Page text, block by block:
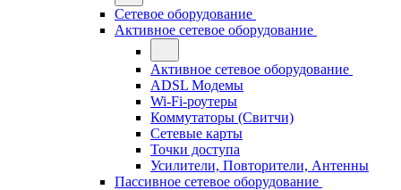
Сетевое оборудование
Активное сетевое оборудование
Активное сетевое оборудование
ADSL Модемы
Wi-Fi-роутеры
Коммутаторы (Свитчи)
Сетевые карты
Точки доступа
Усилители, Повторители, Антенны
Пассивное сетевое оборудование